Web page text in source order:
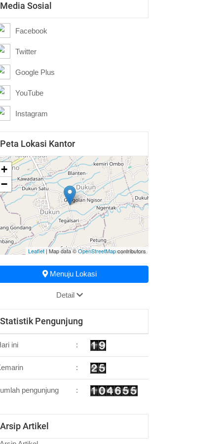
Media Sosial
Facebook
Twitter
Google Plus
YouTube
Instagram
Peta Lokasi Kantor
+
−
Leaflet | Map data ©OpenStreetMapcontributors
Menuju Lokasi
Detail
Statistik Pengunjung
ini :
:
pengunjung :
Arsip Artikel